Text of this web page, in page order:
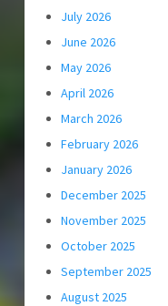
July 2026
June 2026
May 2026
April 2026
March 2026
February 2026
January 2026
December 2025
November 2025
October 2025
September 2025
August 2025